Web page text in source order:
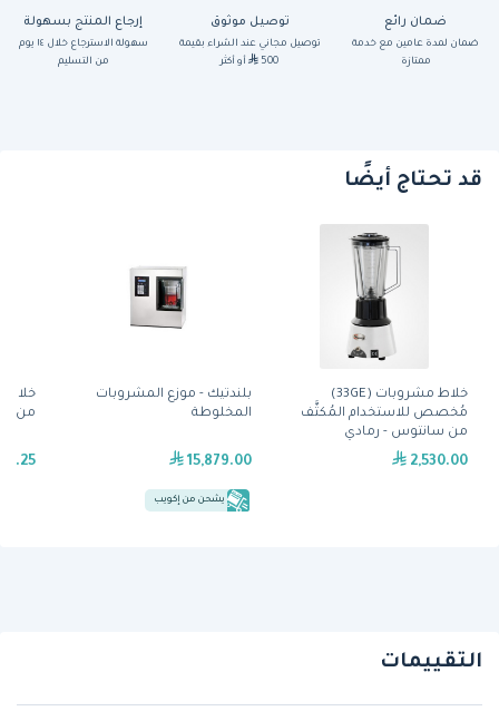
ضمان رائع
ضمان لمدة عامين مع خدمة
ممتازة
توصيل موثوق
توصيل مجاني عند الشراء بقيمة
500
أو أكثر
إرجاع المنتج بسهولة
سهولة الاسترجاع خلال ١٤ يوم
من التسليم
قد تحتاج أيضًا
خلاط مشروبات (33GE)
مُخصص للاستخدام المُكثَّف
من سانتوس - رمادي
2,530.00
بلندتيك - موزع المشروبات
المخلوطة
15,879.00
يشحن من إكويب
من
التقييمات